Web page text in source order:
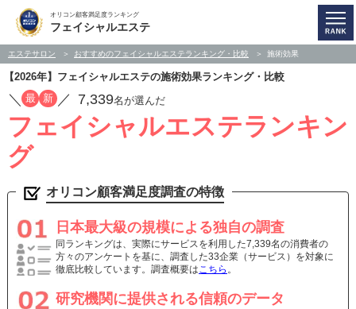
オリコン顧客満足度ランキング
フェイシャルエステ
エステサロン おすすめのフェイシャルエステランキング・比較 施術効果
【2026年】フェイシャルエステの施術効果ランキング・比較
／ 最 新 ／ 7,339名が選んだ
フェイシャルエステランキン
グ
オリコン顧客満足度調査の特徴
日本最大級の規模による独自の調査
同ランキングは、実際にサービスを利用した7,339名の消費者の
方々のアンケートを基に、調査した33企業（サービス）を対象に
徹底比較しています。調査概要はこちら 。
研究機関に提供される信頼のデータ